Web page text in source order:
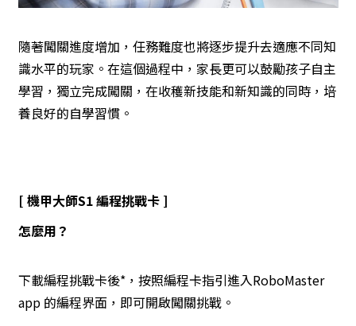
隨著闖關進度增加，任務難度也將逐步提升去適應不同知
識水平的玩家。在這個過程中，家長更可以鼓勵孩子自主
學習，獨立完成闖關，在收穫新技能和新知識的同時，培
養良好的自學習慣。
[ 機甲大師S1 編程挑戰卡 ]
怎麼用？
下載編程挑戰卡後*，按照編程卡指引進入RoboMaster
app 的編程界面，即可開啟闖關挑戰。